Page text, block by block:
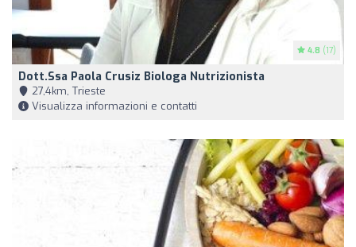
4.8 (17)
Dott.ssa Paola Crusiz Biologa Nutrizionista
27,4km, Trieste
Visualizza informazioni e contatti